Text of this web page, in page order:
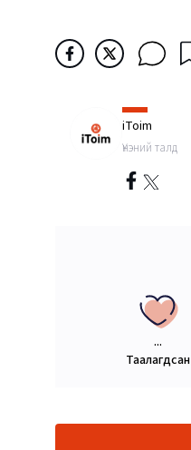
iToim
Үнэний талд
...
Таалагдсан